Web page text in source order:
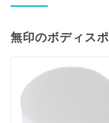
無印のボディス